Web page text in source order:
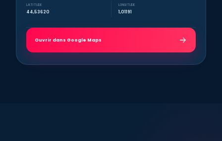
LATITUDE
44,53620
LONGITUDE
1,01191
Ouvrir dans Google Maps